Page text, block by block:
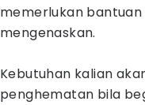
memerlukan bantuan
mengenaskan.
Kebutuhan kalian
penghematan bila